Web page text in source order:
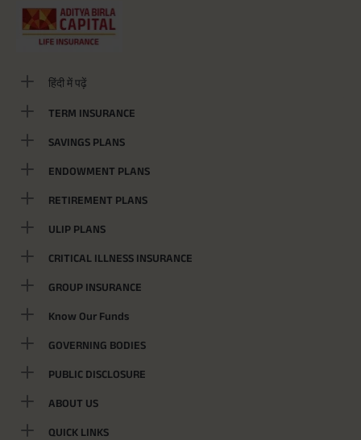
हिंदी में पढ़ें
TERM INSURANCE
SAVINGS PLANS
ENDOWMENT PLANS
RETIREMENT PLANS
ULIP PLANS
CRITICAL ILLNESS INSURANCE
GROUP INSURANCE
Know Our Funds
GOVERNING BODIES
PUBLIC DISCLOSURE
ABOUT US
QUICK LINKS